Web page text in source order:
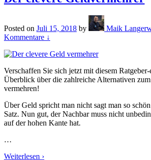
Posted on Juli 15, 2018 by Maik
Kommentare ↓
Verschaffen Sie sich jetzt mit diesem
Überblick über die zahlreiche Alternativen
vermehren!
Über Geld spricht man nicht sagt man so
Satz. Nun gut, der Nachbar muss nicht
auf der hohen Kante hat.
…
Weiterlesen ›